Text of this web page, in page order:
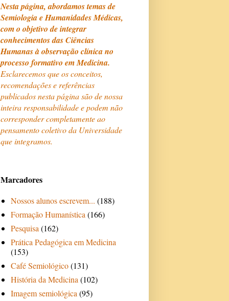
Nesta página, abordamos temas de
Semiologia e Humanidades Médicas,
com o objetivo de integrar
conhecimentos das Ciências
Humanas à observação clínica no
processo formativo em Medicina.
Esclarecemos que os conceitos,
recomendações e referências
publicados nesta página são de nossa
inteira responsabilidade e podem não
corresponder completamente ao
pensamento coletivo da Universidade
que integramos.
Marcadores
Nossos alunos escrevem... (188)
Formação Humanística (166)
Pesquisa (162)
Prática Pedagógica em Medicina
(153)
Café Semiológico(131)
História da Medicina (102)
Imagem semiológica (95)